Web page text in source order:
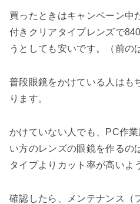
買ったときはキャンペーン中
付きクリアタイプレンズで
うとしても安いです。（前の
普段眼鏡をかけている人はも
ります。
かけていない人でも、PC作
い方のレンズの眼鏡を作るの
タイプよりカット率が高いよ
確認したら、メンテナンス（